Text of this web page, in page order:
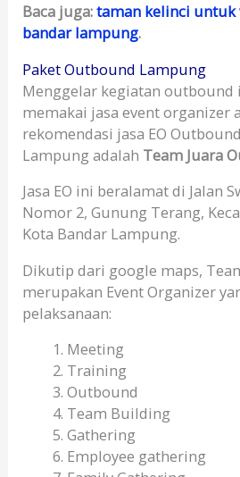
Baca juga:taman kelinci untuk
bandar lampung.
Paket Outbound Lampung
Menggelar kegiatan outbound
memakai jasa event organizer
rekomendasi jasa EO
Lampung adalah Team Juara
Jasa EO ini beralamat di Jalan
Nomor 2, Gunung Terang,
Kota Bandar Lampung.
Dikutip dari google maps,
merupakan Event Organizer
pelaksanaan:
Meeting
Training
Outbound
Team Building
Gathering
Employee gathering